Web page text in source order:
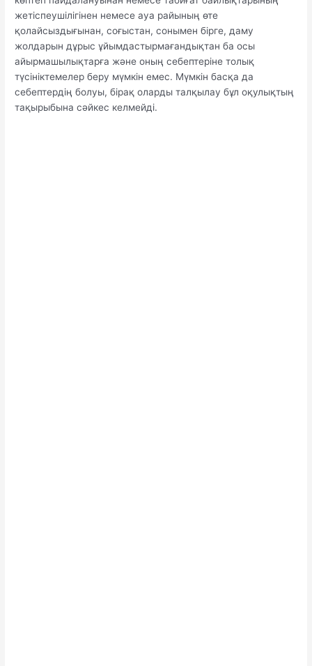
жетіспеушілігінен немесе ауа райының өте
қолайсыздығынан, соғыстан, сонымен бірге, даму
жолдарын дұрыс ұйымдастырмағандықтан ба осы
айырмашылықтарға және оның себептеріне толық
түсініктемелер беру мүмкін емес. Мүмкін басқа да
себептердің болуы, бірақ оларды талқылау бұл оқулықтың
тақырыбына сәйкес келмейді.